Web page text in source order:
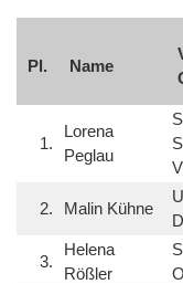
Pl. Name
1.
Lorena
Peglau
2. Malin Kühne
3.
Helena
Rößler